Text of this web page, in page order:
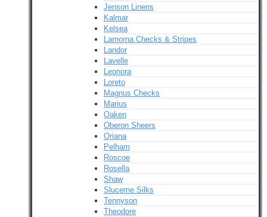
Jenson Linens
Kalmar
Kelsea
Lamorna Checks & Stripes
Landor
Lavelle
Leonora
Loreto
Magnus Checks
Marius
Oaken
Oberon Sheers
Oriana
Pelham
Roscoe
Rosella
Shaw
Slucerne Silks
Tennyson
Theodore